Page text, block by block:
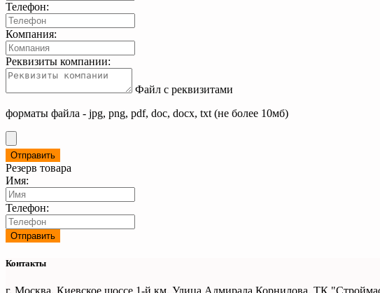
Телефон:
Компания:
Реквизиты компании:
Файл с реквизитами
форматы файла - jpg, png, pdf, doc, docx, txt (не более 10мб)
Резерв товара
Имя:
Телефон:
Контакты